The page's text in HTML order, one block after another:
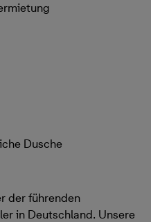
Dusche
der führenden
in Deutschland. Unsere